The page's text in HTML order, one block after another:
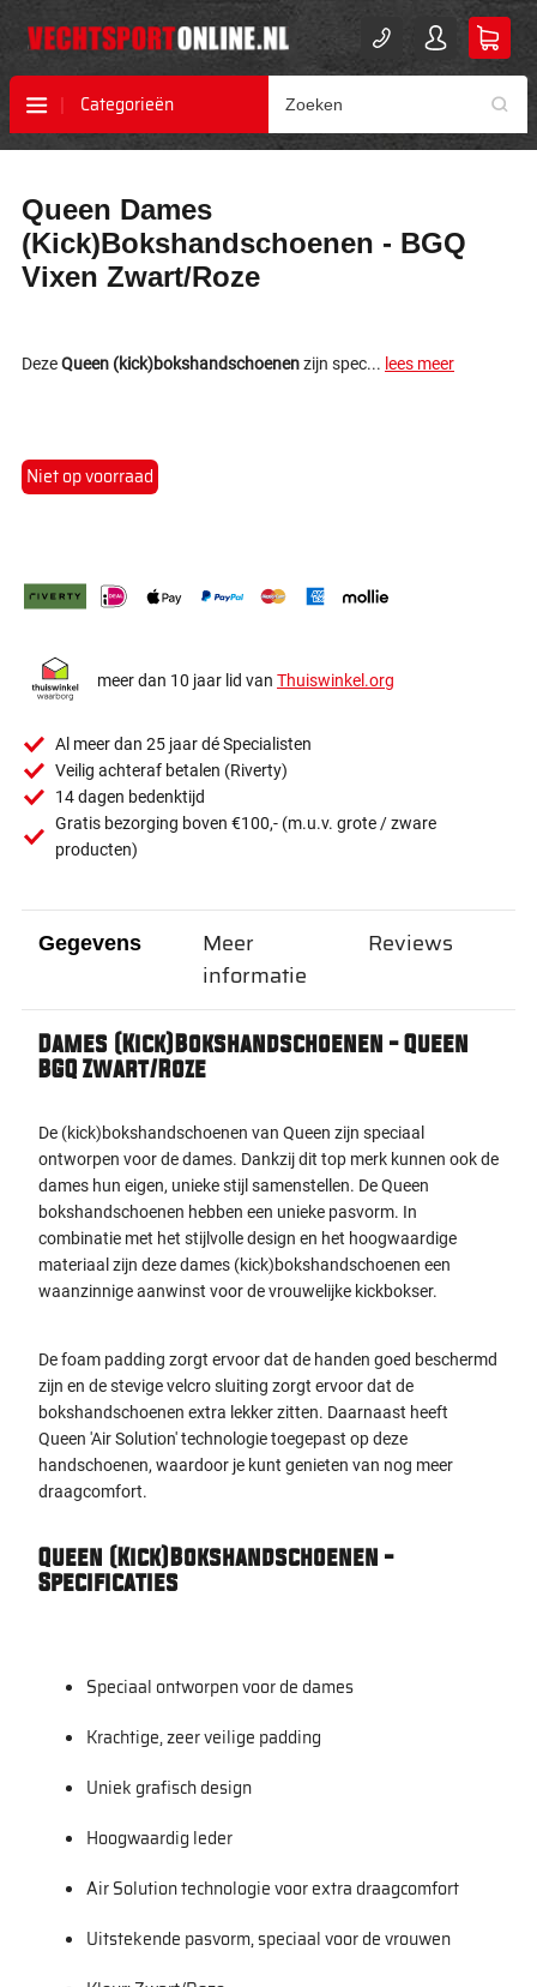
Categorieën
naar
het
einde
van
gallerij
naar
het
begin
van
gallerij
Queen Dames
(Kick)Bokshandschoenen - BGQ
Vixen Zwart/Roze
DezeQueen (kick)bokshandschoenenzijn spec... lees meer
Niet op voorraad
meer dan 10 jaar lid van Thuiswinkel.org
Al meer dan 25 jaar dé Specialisten
Veilig achteraf betalen (Riverty)
14 dagen bedenktijd
Gratis bezorging boven €100,- (m.u.v. grote / zware
producten)
Gegevens
Dames (Kick)Bokshandschoenen - Queen
BGQ Zwart/Roze
De (kick)bokshandschoenen van Queen zijn speciaal
ontworpen voor de dames. Dankzij dit top merk kunnen ook de
dames hun eigen, unieke stijl samenstellen. De Queen
bokshandschoenen hebben een unieke pasvorm. In
combinatie met het stijlvolle design en het hoogwaardige
materiaal zijn deze dames (kick)bokshandschoenen een
waanzinnige aanwinst voor de vrouwelijke kickbokser.
De foam padding zorgt ervoor dat de handen goed beschermd
zijn en de stevige velcro sluiting zorgt ervoor dat de
bokshandschoenen extra lekker zitten. Daarnaast heeft
Queen 'Air Solution' technologie toegepast op deze
handschoenen, waardoor je kunt genieten van nog meer
draagcomfort.
Queen (Kick)Bokshandschoenen -
Specificaties
Speciaal ontworpen voor de dames
Krachtige, zeer veilige padding
Uniek grafisch design
Hoogwaardig leder
Air Solution technologie voor extra draagcomfort
Uitstekende pasvorm, speciaal voor de vrouwen
Meer
informatie
Reviews